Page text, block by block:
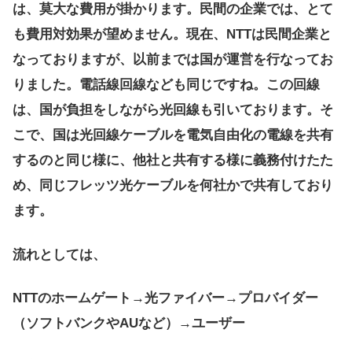
は、莫大な費用が掛かります。民間の企業では、とて
も費用対効果が望めません。現在、NTTは民間企業と
なっておりますが、以前までは国が運営を行なってお
りました。電話線回線なども同じですね。この回線
は、国が負担をしながら光回線も引いております。そ
こで、国は光回線ケーブルを電気自由化の電線を共有
するのと同じ様に、他社と共有する様に義務付けたた
め、同じフレッツ光ケーブルを何社かで共有しており
ます。
流れとしては、
NTTのホームゲート→光ファイバー→プロバイダー
（ソフトバンクやAUなど）→ユーザー